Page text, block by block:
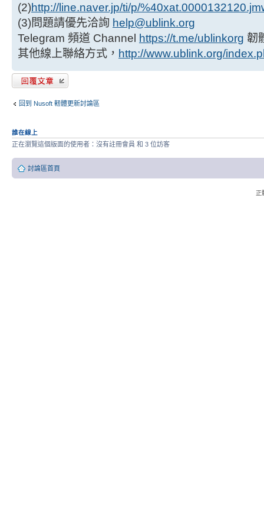
(2)http://line.naver.jp/ti/p/
(3)問題請優先洽詢 help@ublink.org
Telegram 頻道 Channel https://t.me/ublinkorg 韌
其他線上聯絡方式， http://www.ublink.org/
發表回覆
回到 Nusoft 軔體更新討論區
誰在線上
正在瀏覽這個版面的使用者：沒有註冊會員 和 3 位訪客
討論區首頁
正